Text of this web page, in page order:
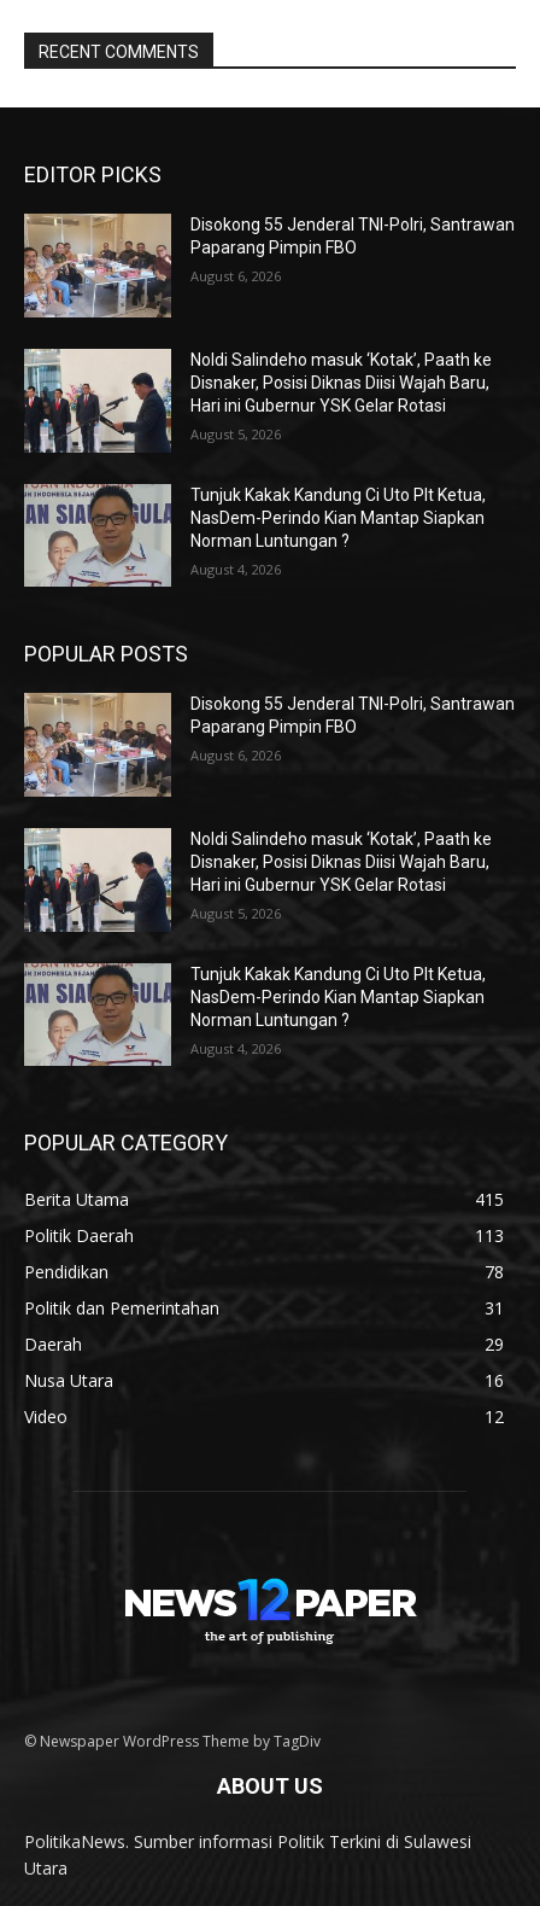
RECENT COMMENTS
EDITOR PICKS
Disokong 55 Jenderal TNI-Polri, Santrawan
Paparang Pimpin FBO
August 6, 2026
Noldi Salindeho masuk ‘Kotak’, Paath ke
Disnaker, Posisi Diknas Diisi Wajah Baru,
Hari ini Gubernur YSK Gelar Rotasi
August 5, 2026
Tunjuk Kakak Kandung Ci Uto Plt Ketua,
NasDem-Perindo Kian Mantap Siapkan
Norman Luntungan ?
August 4, 2026
POPULAR POSTS
Disokong 55 Jenderal TNI-Polri, Santrawan
Paparang Pimpin FBO
August 6, 2026
Noldi Salindeho masuk ‘Kotak’, Paath ke
Disnaker, Posisi Diknas Diisi Wajah Baru,
Hari ini Gubernur YSK Gelar Rotasi
August 5, 2026
Tunjuk Kakak Kandung Ci Uto Plt Ketua,
NasDem-Perindo Kian Mantap Siapkan
Norman Luntungan ?
August 4, 2026
POPULAR CATEGORY
Berita Utama
415
Politik Daerah
113
Pendidikan
78
Politik dan Pemerintahan
31
Daerah
29
Nusa Utara
16
Video
12
© Newspaper WordPress Theme by TagDiv
ABOUT US
PolitikaNews. Sumber informasi Politik Terkini di Sulawesi
Utara